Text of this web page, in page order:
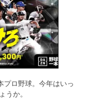
プロ野球。今年はいっ
うか。